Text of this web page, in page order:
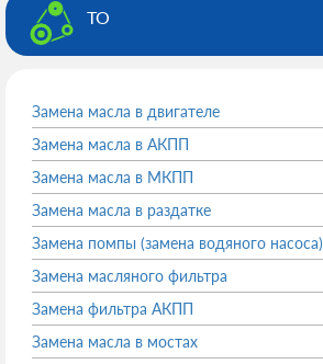
ТО
Замена масла в двигателе
Замена масла в АКПП
Замена масла в МКПП
Замена масла в раздатке
Замена помпы (замена водяного насоса)
Замена масляного фильтра
Замена фильтра АКПП
Замена масла в мостах